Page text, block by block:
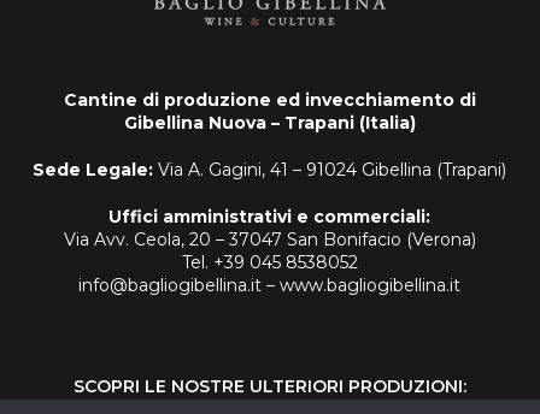
Cantine di produzione ed invecchiamento di
Gibellina Nuova – Trapani (Italia)
Sede Legale: Via A. Gagini, 41 – 91024 Gibellina (Trapani)
Uffici amministrativi e commerciali:
Via Avv. Ceola, 20 – 37047 San Bonifacio (Verona)
Tel. +39 045 8538052
info@bagliogibellina.it –www.bagliogibellina.it
SCOPRI LE NOSTRE ULTERIORI PRODUZIONI: